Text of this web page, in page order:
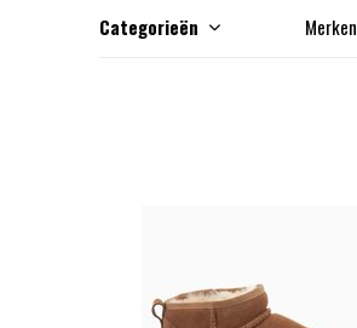
Categorieën Merken